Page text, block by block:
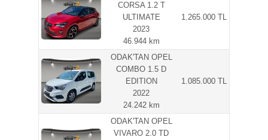
CORSA 1.2 T
ULTIMATE
2023
46.944 km
1.265.000 TL
ODAK'TAN OPEL
COMBO 1.5 D
EDITION
2022
24.242 km
1.085.000 TL
ODAK'TAN OPEL
VIVARO 2.0 TD